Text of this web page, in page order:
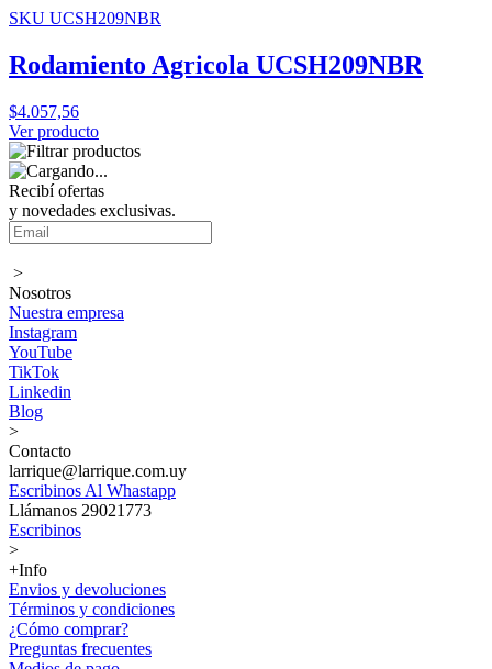
SKU UCSH209NBR
Rodamiento Agricola UCSH209NBR
$4.057,56
Ver producto
Recibí ofertas
y novedades exclusivas.
>
Nosotros
Nuestra empresa
Instagram
YouTube
TikTok
Linkedin
Blog
>
Contacto
larrique@larrique.com.uy
Escribinos Al Whastapp
Llámanos 29021773
Escribinos
>
+Info
Envios y devoluciones
Términos y condiciones
¿Cómo comprar?
Preguntas frecuentes